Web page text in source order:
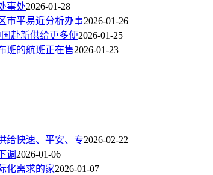
事处2026-01-28
市平易近分析办事2026-01-26
赴新供给更多便2026-01-25
班的航班正在售2026-01-23
给快速、平安、专2026-02-22
调2026-01-06
化需求的家2026-01-07